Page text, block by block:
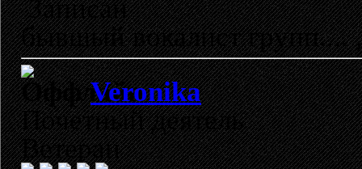
Записан
бывшый вокалист
Veronika
Почетный деятель
Ветеран